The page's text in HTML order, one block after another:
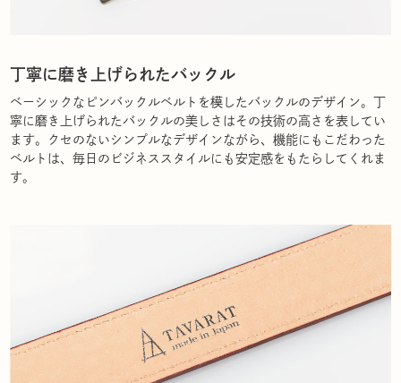
丁寧に磨き上げられたバックル
ベーシックなピンバックルベルトを模したバックルのデザイン。丁
寧に磨き上げられたバックルの美しさはその技術の高さを表してい
ます。クセのないシンプルなデザインながら、機能にもこだわった
ベルトは、毎日のビジネススタイルにも安定感をもたらしてくれま
す。